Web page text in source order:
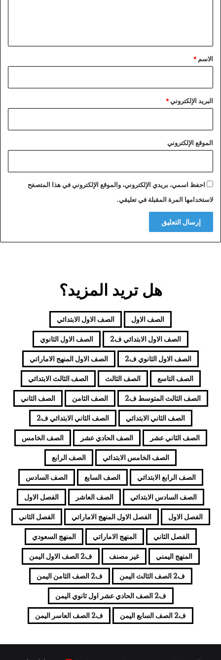
*
الاسم *
البريد الإلكتروني*
الموقع الإلكتروني
احفظ اسمي، بريدي الإلكتروني، والموقع الإلكتروني في هذا المتصفح
لاستخدامها المرة المقبلة في تعليقي.
هل تريد المزيد؟
الصف الاول الصف الاول الابتدائي
الصف الاول الابتدائي ف2 الصف الاول الثانوي
الصف الاول الثانوي ف2 الصف الاول المنهج الاماراتي
الصف التاسع الصف الثالث الصف الثالث الابتدائي
الصف الثالث المتوسط ف2 الصف الثامن الصف الثاني
الصف الثاني الابتدائي الصف الثاني الابتدائي ف2
الصف الثاني عشر الصف الحادي عشر الصف الخامس
الصف الخامس الابتدائي الصف الرابع
الصف الرابع الابتدائي الصف السابع الصف السادس
الصف السادس الابتدائي الصف العاشر الفصل الاول
الفصل الاول الفصل الاول المنهج الاماراتي الفصل الثاني
الفصل الثاني المنهج الاماراتي المنهج السعودي
المنهج اليمني غير مصنف ف2 الصف الاول اليمن
ف2 الصف الثالث اليمن ف2 الصف الثامن اليمن
ف2 الصف الحادي عشر اول ثانوي اليمن
ف2 الصف السابع اليمن ف2 الصف العاسر اليمن